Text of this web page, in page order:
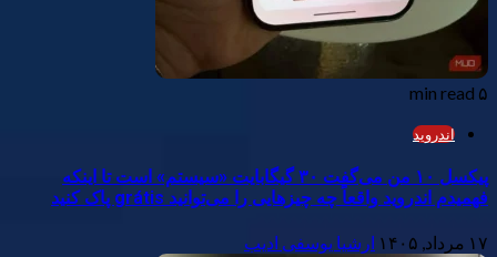
۵ min read
اندروید
پیکسل ۱۰ من می‌گفت ۳۰ گیگابایت «سیستم» است تا اینکه
فهمیدم اندروید واقعاً چه چیزهایی را می‌توانید grátis پاک کنید
۱۷ مرداد, ۱۴۰۵ ارشیا یوسفی ادیب